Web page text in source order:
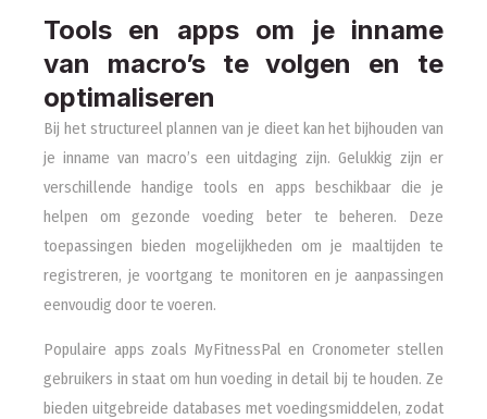
Tools en apps om je inname
van macro’s te volgen en te
optimaliseren
Bij het structureel plannen van je dieet kan het bijhouden van
je inname van macro’s een uitdaging zijn. Gelukkig zijn er
verschillende handige tools en apps beschikbaar die je
helpen om gezonde voeding beter te beheren. Deze
toepassingen bieden mogelijkheden om je maaltijden te
registreren, je voortgang te monitoren en je aanpassingen
eenvoudig door te voeren.
Populaire apps zoals MyFitnessPal en Cronometer stellen
gebruikers in staat om hun voeding in detail bij te houden. Ze
bieden uitgebreide databases met voedingsmiddelen, zodat